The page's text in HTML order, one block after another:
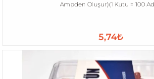
Ampden Oluşur)(1 Kutu = 100
5,74₺